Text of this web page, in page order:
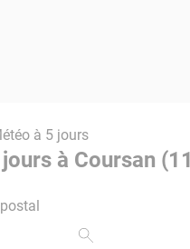
à 5 jours
à Coursan